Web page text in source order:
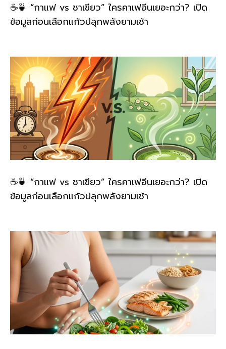
☕🍵 “กาแฟ vs ชาเขียว” ใครคาเฟอีนเยอะกว่า? เปิด
ข้อมูลก่อนเลือกแก้วปลุกพลังยามเช้า
☕🍵 “กาแฟ vs ชาเขียว” ใครคาเฟอีนเยอะกว่า? เปิด
ข้อมูลก่อนเลือกแก้วปลุกพลังยามเช้า